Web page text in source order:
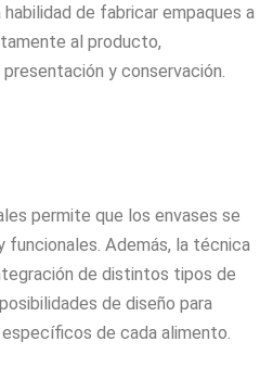
de fabricar empaques a
al producto,
y conservación.
permite que los envases se
funcionales. Además, la técnica
de distintos tipos de
de diseño para
de cada alimento.